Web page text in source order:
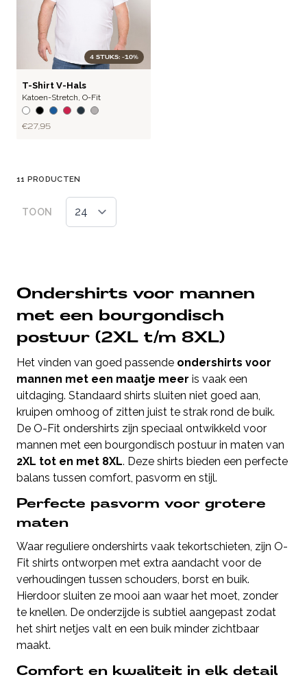
4 STUKS: -10%
BASIC
T-Shirt V-Hals
Katoen-Stretch O-Fit
€ 27,95
11 PRODUCTEN
TOON
Ondershirts voor mannen
met een bourgondisch
postuur (2XL t/m 8XL)
Het vinden van goed passende ondershirts voor
mannen met een maatje meer is vaak een
uitdaging. Standaard shirts sluiten niet goed aan,
kruipen omhoog of zitten juist te strak rond de buik.
De O-Fit ondershirts zijn speciaal ontwikkeld voor
mannen met een bourgondisch postuur in maten van
2XL tot en met 8XL. Deze shirts bieden een perfecte
balans tussen comfort, pasvorm en stijl.
Perfecte pasvorm voor grotere
maten
Waar reguliere ondershirts vaak tekortschieten, zijn O-
Fit shirts ontworpen met extra aandacht voor de
verhoudingen tussen schouders, borst en buik.
Hierdoor sluiten ze mooi aan waar het moet, zonder
te knellen. De onderzijde is subtiel aangepast zodat
het shirt netjes valt en een buik minder zichtbaar
maakt.
Comfort en kwaliteit in elk detail